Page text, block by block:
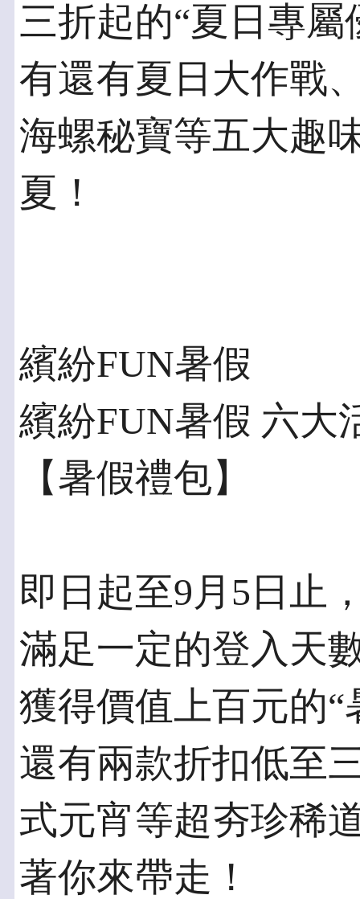
三折起的“夏日專
有還有夏日大作戰
海螺秘寶等五大趣
夏！
繽紛FUN暑假
繽紛FUN暑假 六大
【暑假禮包】
即日起至9月5日止
滿足一定的登入天
獲得價值上百元的
還有兩款折扣低至
式元宵等超夯珍稀
著你來帶走！